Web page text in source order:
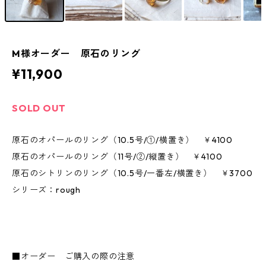
M様オーダー 原石のリング
¥11,900
SOLD OUT
原石のオパールのリング（10.5号/①/横置き） ￥4100
原石のオパールのリング（11号/②/縦置き） ￥4100
原石のシトリンのリング（10.5号/一番左/横置き） ￥3700
シリーズ：rough
■オーダー ご購入の際の注意